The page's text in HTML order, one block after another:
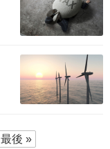
最後 »